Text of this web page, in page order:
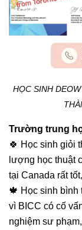
HỌC SINH
Trường trung
🍀 Học sinh giỏi
lượng học thuật
tại Canada rất
🍁 Học sinh
vì BICC có cố
nghiệm sư